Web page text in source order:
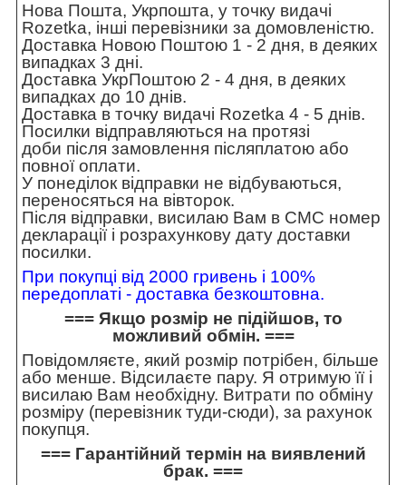
Нова Пошта, Укрпошта, у точку видачі
Rozetka, інші перевізники за домовленістю.
Доставка Новою Поштою 1 - 2 дня, в деяких
випадках 3 дні.
Доставка УкрПоштою 2 - 4 дня, в деяких
випадках до 10 днів.
Доставка в точку видачі Rozetka 4 - 5 днів.
Посилки відправляються на протязі
доби після замовлення післяплатою або
повної оплати.
У понеділок відправки не відбуваються,
переносяться на вівторок.
Після відправки, висилаю Вам в СМС номер
декларації і розрахункову дату доставки
посилки.
При покупці від 2000 гривень і 100%
передоплаті - доставка безкоштовна.
=== Якщо розмір не підійшов, то
можливий обмін. ===
Повідомляєте, який розмір потрібен, більше
або менше. Відсилаєте пару. Я отримую її і
висилаю Вам необхідну. Витрати по обміну
розміру (перевізник туди-сюди), за рахунок
покупця.
=== Гарантійний термін на виявлений
брак. ===